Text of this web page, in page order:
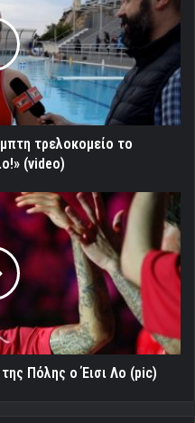
τρελοκομείο το
(video)
Πόλης ο Έισι Λο (pic)